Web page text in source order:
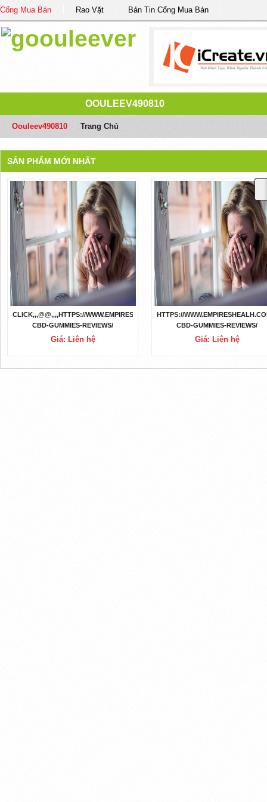
Cổng Mua Bán Rao Vặt Bản Tin Cổng Mua Bán
OOULEEV490810
Oouleev490810 Trang Chủ
SẢN PHẨM MỚI NHẤT
CLICK,,,@@,,,,HTTPS://WWW.EMPIRESHEALH.COM/SMILZ-
CBD-GUMMIES-REVIEWS/
Giá: Liên hệ
HTTPS://
CBD-GUMMIES-REVIEWS/
Giá: Liên hệ